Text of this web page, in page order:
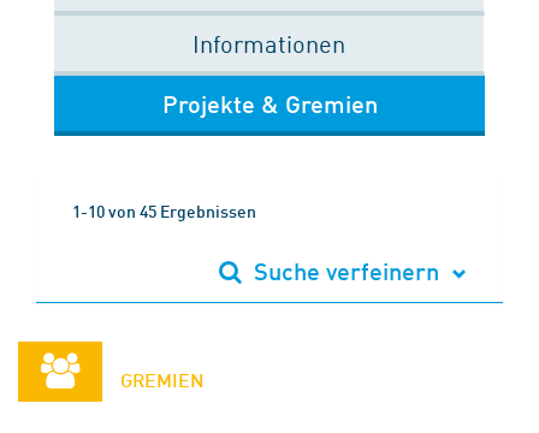
Informationen
Projekte & Gremien
1-10 von 45 Ergebnissen
Suche verfeinern
GREMIEN